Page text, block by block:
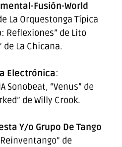
Fusión-World
La Orquestonga Típica
Reflexiones” de Lito
de La Chicana.
Electrónica:
Sonobeat, “Venus” de
de Willy Crook.
Y/o Grupo De Tango
de